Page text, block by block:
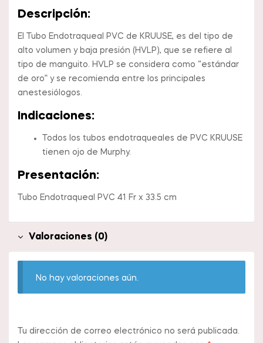
Descripción:
El Tubo Endotraqueal PVC de KRUUSE, es del tipo de
alto volumen y baja presión (HVLP), que se refiere al
tipo de manguito. HVLP se considera como “estándar
de oro” y se recomienda entre los principales
anestesiólogos.
Indicaciones:
Todos los tubos endotraqueales de PVC KRUUSE
tienen ojo de Murphy.
Presentación:
Tubo Endotraqueal PVC 41 Fr x 33.5 cm
Valoraciones (0)
No hay valoraciones aún.
Tu dirección de correo electrónico no será publicada.